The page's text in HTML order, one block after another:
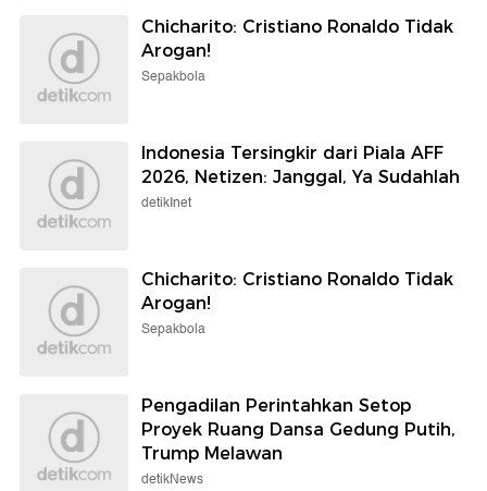
Chicharito: Cristiano Ronaldo Tidak
Arogan!
Sepakbola
Indonesia Tersingkir dari Piala AFF
2026, Netizen: Janggal, Ya Sudahlah
detikInet
Chicharito: Cristiano Ronaldo Tidak
Arogan!
Sepakbola
Pengadilan Perintahkan Setop
Proyek Ruang Dansa Gedung Putih,
Trump Melawan
detikNews